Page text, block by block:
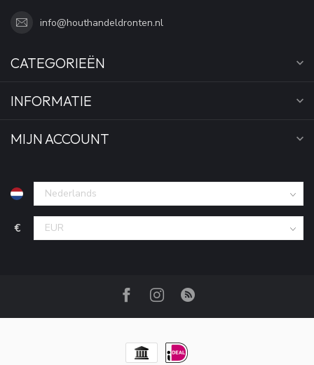
info@houthandeldronten.nl
CATEGORIEËN
INFORMATIE
MIJN ACCOUNT
€